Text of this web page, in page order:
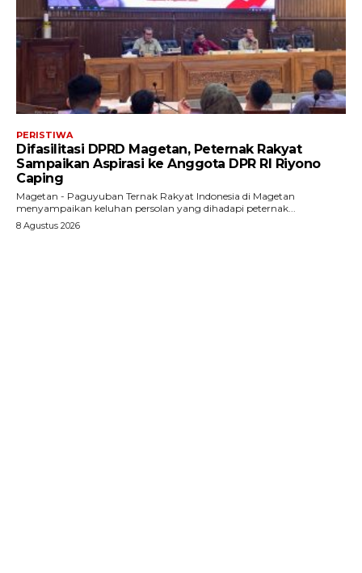
PERISTIWA
Difasilitasi DPRD Magetan, Peternak Rakyat
Sampaikan Aspirasi ke Anggota DPR RI Riyono
Caping
Magetan - Paguyuban Ternak Rakyat Indonesia di Magetan
menyampaikan keluhan persolan yang dihadapi peternak...
8 Agustus 2026